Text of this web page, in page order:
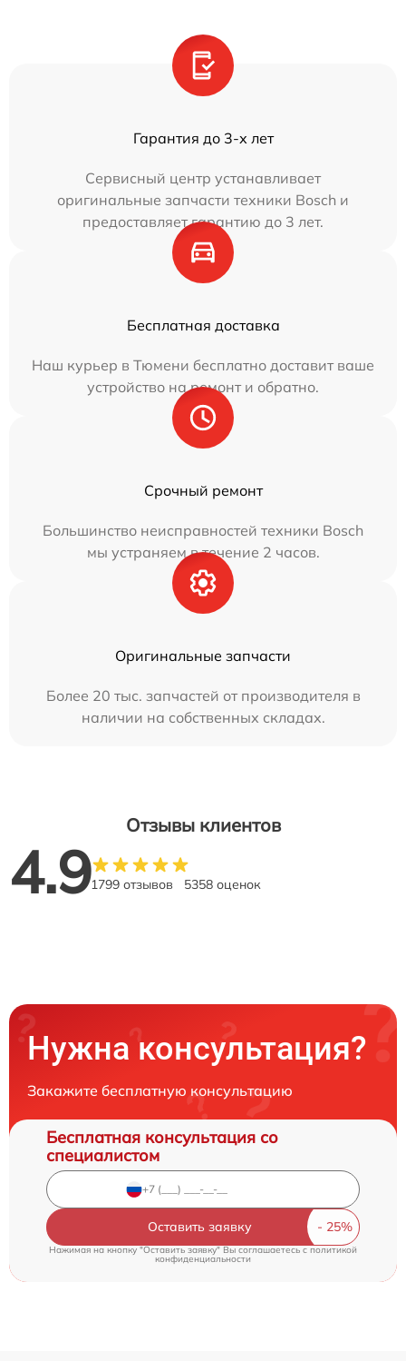
Гарантия до 3-х лет
Сервисный центр устанавливает
оригинальные запчасти техники Bosch и
предоставляет гарантию до 3 лет.
Бесплатная доставка
Наш курьер в Тюмени бесплатно доставит ваше
устройство на ремонт и обратно.
Срочный ремонт
Большинство неисправностей техники Bosch
мы устраняем в течение 2 часов.
Оригинальные запчасти
Более 20 тыс. запчастей от производителя в
наличии на собственных складах.
Отзывы клиентов
4.91799 отзывов 5358 оценок
Нужна консультация?
Закажите бесплатную консультацию
Бесплатная консультация со
специалистом
Оставить заявку
Нажимая на кнопку "Оставить заявку" Вы соглашаетесь cполитикой
конфиденциальности